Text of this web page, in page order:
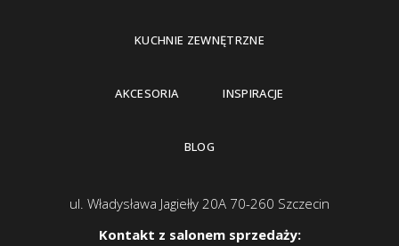
KUCHNIE ZEWNĘTRZNE
AKCESORIA INSPIRACJE
BLOG
ul. Władysława Jagiełły 20A 70-260 Szczecin
Kontakt z salonem sprzedaży: